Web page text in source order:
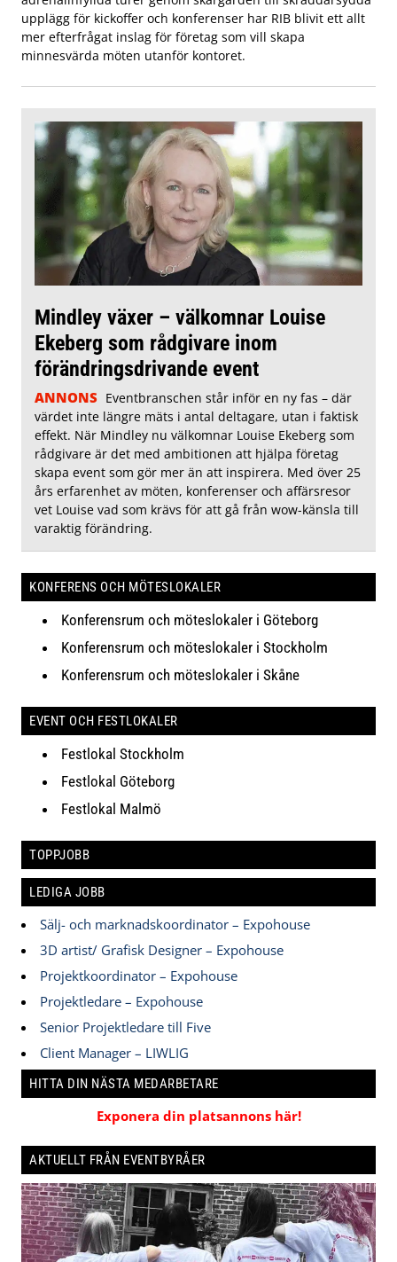
upplägg för kickoffer och konferenser har RIB blivit ett allt
mer efterfrågat inslag för företag som vill skapa
minnesvärda möten utanför kontoret.
Mindley växer – välkomnar Louise
Ekeberg som rådgivare inom
förändringsdrivande event
ANNONS Eventbranschen står inför en ny fas – där
värdet inte längre mäts i antal deltagare, utan i faktisk
effekt. När Mindley nu välkomnar Louise Ekeberg som
rådgivare är det med ambitionen att hjälpa företag
skapa event som gör mer än att inspirera. Med över 25
års erfarenhet av möten, konferenser och affärsresor
vet Louise vad som krävs för att gå från wow-känsla till
varaktig förändring.
KONFERENS OCH MÖTESLOKALER
Konferensrum och möteslokaler i Göteborg
Konferensrum och möteslokaler i Stockholm
Konferensrum och möteslokaler i Skåne
EVENT OCH FESTLOKALER
Festlokal Stockholm
Festlokal Göteborg
Festlokal Malmö
TOPPJOBB
LEDIGA JOBB
Sälj- och marknadskoordinator – Expohouse
3D artist/ Grafisk Designer – Expohouse
Projektkoordinator – Expohouse
Projektledare – Expohouse
Senior Projektledare till Five
Client Manager – LIWLIG
HITTA DIN NÄSTA MEDARBETARE
Exponera din platsannons här!
AKTUELLT FRÅN EVENTBYRÅER